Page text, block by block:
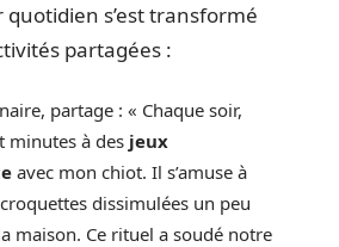
s’est transformé
partagées :
partage : « Chaque soir,
minutes à des jeux
avec mon chiot. Il s’amuse à
dissimulées un peu
maison. Ce rituel a soudé notre